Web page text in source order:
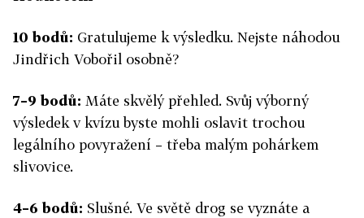
10 bodů: Gratulujeme k výsledku. Nejste náhodou
Jindřich Vobořil osobně?
7–9 bodů: Máte skvělý přehled. Svůj výborný
výsledek v kvízu byste mohli oslavit trochou
legálního povyražení – třeba malým pohárkem
slivovice.
4–6 bodů: Slušné. Ve světě drog se vyznáte a